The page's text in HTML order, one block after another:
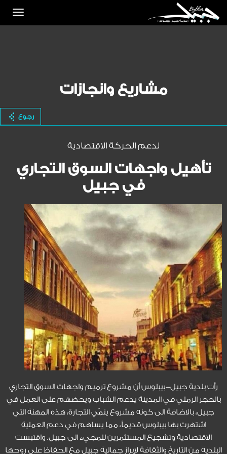
مشاريع وانجازات
رجوع
لدعم الحركة الاقتصادية
تأهيل واجهات السوق التجاري
في جبيل
رأت بلدية جبيل-بيبلوس أن مشروع ترميم واجهات السوق التجاري
بالحجر الرملي في المدينة يدعم الشباب ويحضهم على العمل في
جبيل، بالاضافة الى كونه مشروع ينمّي التجارة، هذه المهنة التي
اشتهرت بها بيبلوس قديماً، مما يساهم في دعم العملية
الاقتصادية وتشجيع المستثمرين للمجيء الى جبيل. واقتبست
البلدية من التاريخ والثقافة لإبراز جمالية جبيل مع الحفاظ على روحها